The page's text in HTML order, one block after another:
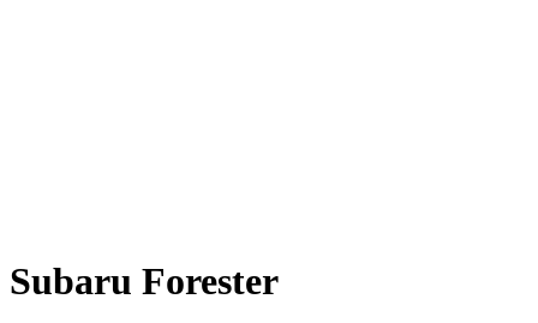
Subaru Forester